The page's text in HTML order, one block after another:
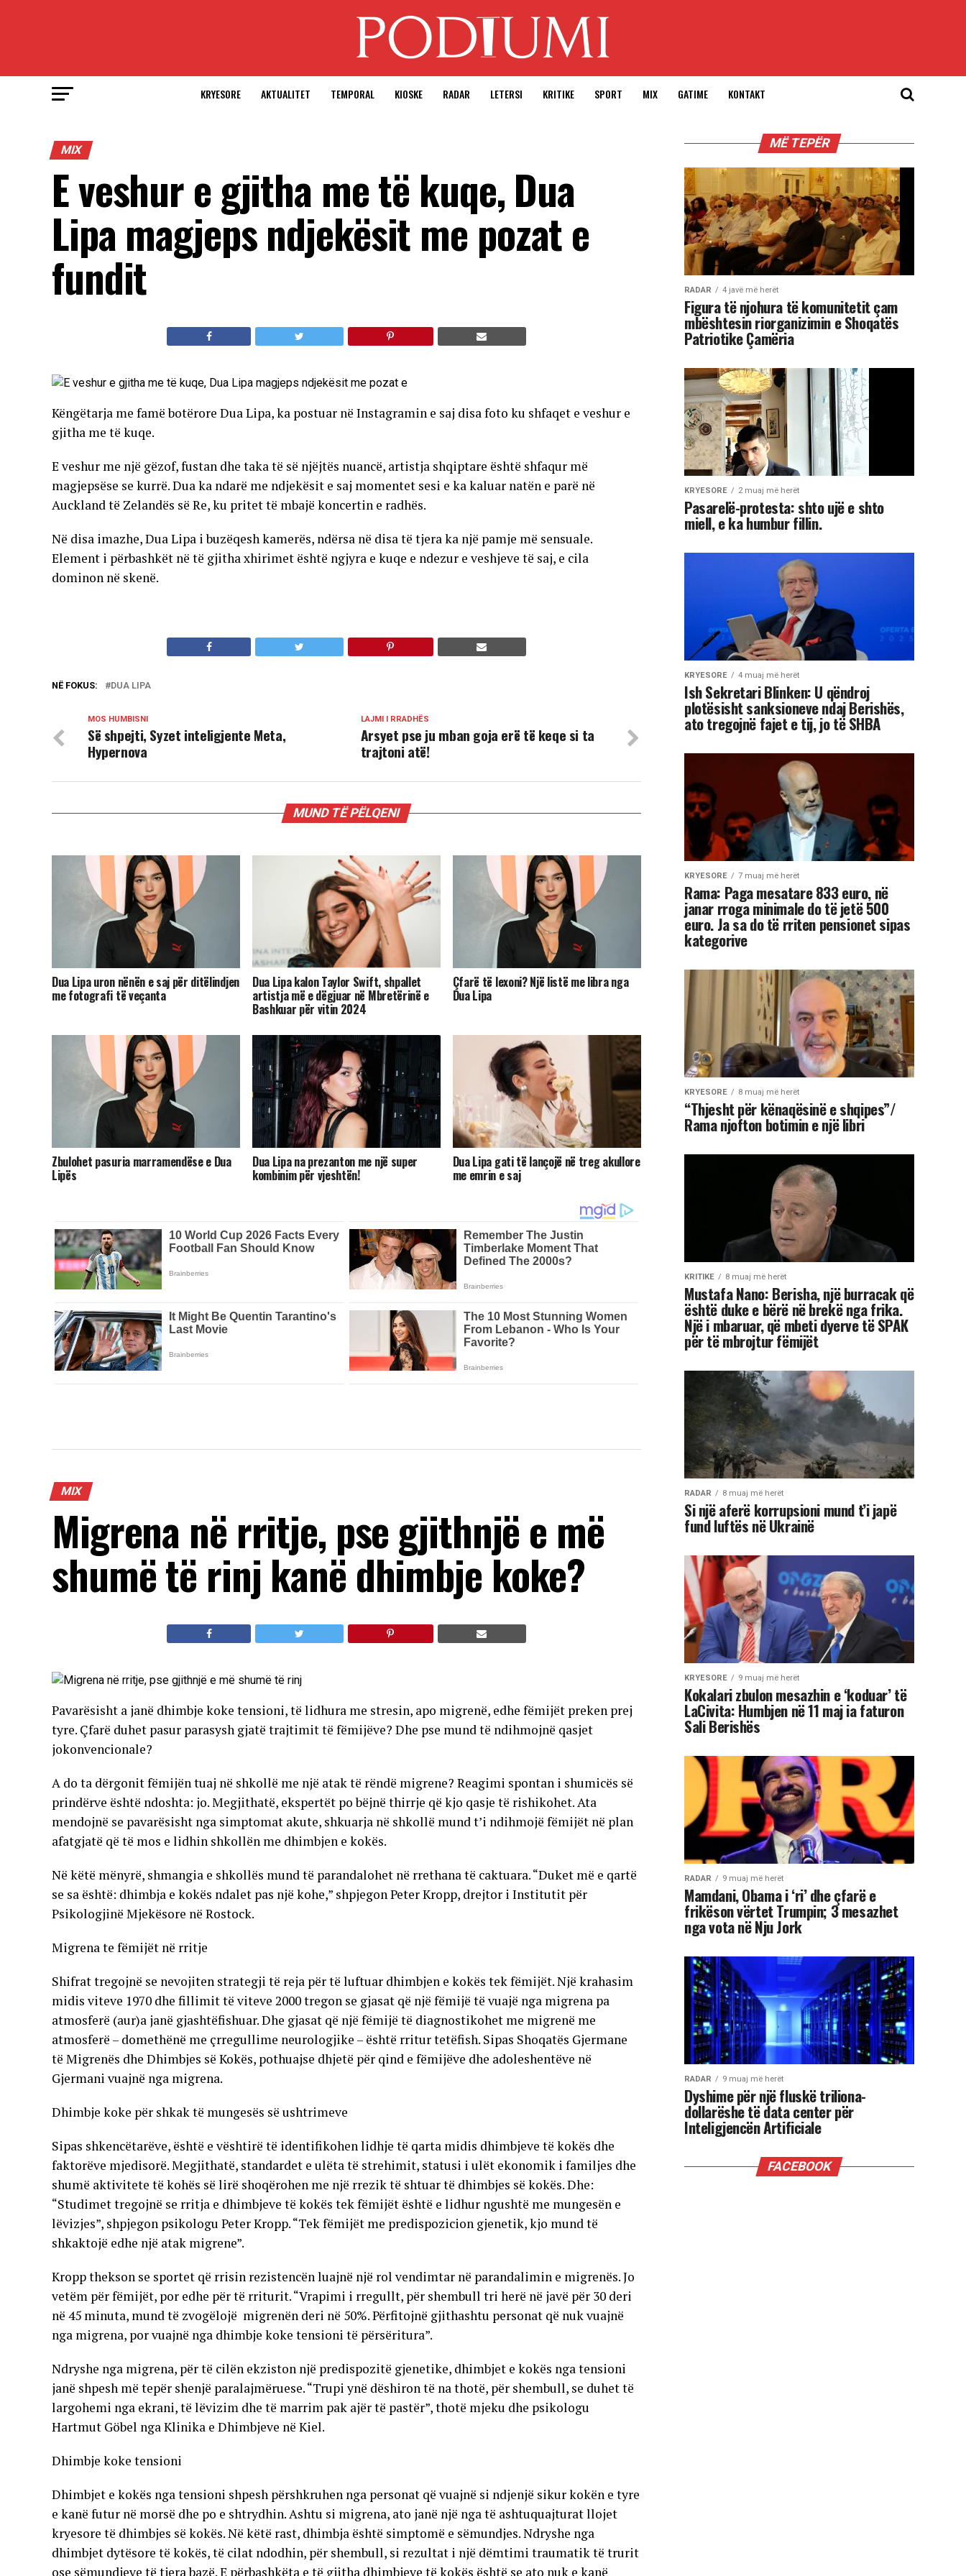
KRYESORE AKTUALITET TEMPORAL KIOSKE RADAR LETERSI KRITIKE SPORT MIX GATIME KONTAKT
MIX
E veshur e gjitha me të kuqe, Dua
Lipa magjeps ndjekësit me pozat e
fundit
Këngëtarja me famë botërore Dua Lipa, ka postuar në Instagramin e saj disa foto ku shfaqet e veshur e
gjitha me të kuqe.
E veshur me një gëzof, fustan dhe taka të së njëjtës nuancë, artistja shqiptare është shfaqur më
magjepsëse se kurrë. Dua ka ndarë me ndjekësit e saj momentet sesi e ka kaluar natën e parë në
Auckland të Zelandës së Re, ku pritet të mbajë koncertin e radhës.
Në disa imazhe, Dua Lipa i buzëqesh kamerës, ndërsa në disa të tjera ka një pamje më sensuale.
Element i përbashkët në të gjitha xhirimet është ngjyra e kuqe e ndezur e veshjeve të saj, e cila
dominon në skenë.
NË FOKUS: DUA LIPA
LAJMI I RRADHËS
Arsyet pse ju mban goja erë të keqe si ta
trajtoni atë!
MOS HUMBISNI
Së shpejti, Syzet inteligjente Meta,
Hypernova
MUND TË PËLQENI
Dua Lipa uron nënën e saj për ditëlindjen
me fotografi të veçanta
Dua Lipa kalon Taylor Swift, shpallet
artistja më e dëgjuar në Mbretërinë e
Bashkuar për vitin 2024
Çfarë të lexoni? Një listë me libra nga
Dua Lipa
Zbulohet pasuria marramendëse e Dua
Lipës
Dua Lipa na prezanton me një super
kombinim për vjeshtën!
Dua Lipa gati të lançojë në treg akullore
me emrin e saj
MIX
Migrena në rritje, pse gjithnjë e më
shumë të rinj kanë dhimbje koke?
Pavarësisht a janë dhimbje koke tensioni, të lidhura me stresin, apo migrenë, edhe fëmijët preken prej
tyre. Çfarë duhet pasur parasysh gjatë trajtimit të fëmijëve? Dhe pse mund të ndihmojnë qasjet
jokonvencionale?
A do ta dërgonit fëmijën tuaj në shkollë me një atak të rëndë migrene? Reagimi spontan i shumicës së
prindërve është ndoshta: jo. Megjithatë, ekspertët po bëjnë thirrje që kjo qasje të rishikohet. Ata
mendojnë se pavarësisht nga simptomat akute, shkuarja në shkollë mund t’i ndihmojë fëmijët në plan
afatgjatë që të mos e lidhin shkollën me dhimbjen e kokës.
Në këtë mënyrë, shmangia e shkollës mund të parandalohet në rrethana të caktuara. “Duket më e qartë
se sa është: dhimbja e kokës ndalet pas një kohe,” shpjegon Peter Kropp, drejtor i Institutit për
Psikologjinë Mjekësore në Rostock.
Migrena te fëmijët në rritje
Shifrat tregojnë se nevojiten strategji të reja për të luftuar dhimbjen e kokës tek fëmijët. Një krahasim
midis viteve 1970 dhe fillimit të viteve 2000 tregon se gjasat që një fëmijë të vuajë nga migrena pa
atmosferë (aur)a janë gjashtëfishuar. Dhe gjasat që një fëmijë të diagnostikohet me migrenë me
atmosferë – domethënë me çrregullime neurologjike – është rritur tetëfish. Sipas Shoqatës Gjermane
të Migrenës dhe Dhimbjes së Kokës, pothuajse dhjetë për qind e fëmijëve dhe adoleshentëve në
Gjermani vuajnë nga migrena.
Dhimbje koke për shkak të mungesës së ushtrimeve
Sipas shkencëtarëve, është e vështirë të identifikohen lidhje të qarta midis dhimbjeve të kokës dhe
faktorëve mjedisorë. Megjithatë, standardet e ulëta të strehimit, statusi i ulët ekonomik i familjes dhe
shumë aktivitete të kohës së lirë shoqërohen me një rrezik të shtuar të dhimbjes së kokës. Dhe:
“Studimet tregojnë se rritja e dhimbjeve të kokës tek fëmijët është e lidhur ngushtë me mungesën e
lëvizjes”, shpjegon psikologu Peter Kropp. “Tek fëmijët me predispozicion gjenetik, kjo mund të
shkaktojë edhe një atak migrene”.
Kropp thekson se sportet që rrisin rezistencën luajnë një rol vendimtar në parandalimin e migrenës. Jo
vetëm për fëmijët, por edhe për të rriturit. “Vrapimi i rregullt, për shembull tri herë në javë për 30 deri
në 45 minuta, mund të zvogëlojë migrenën deri në 50%. Përfitojnë gjithashtu personat që nuk vuajnë
nga migrena, por vuajnë nga dhimbje koke tensioni të përsëritura”.
Ndryshe nga migrena, për të cilën ekziston një predispozitë gjenetike, dhimbjet e kokës nga tensioni
janë shpesh më tepër shenjë paralajmëruese. “Trupi ynë dëshiron të na thotë, për shembull, se duhet të
largohemi nga ekrani, të lëvizim dhe të marrim pak ajër të pastër”, thotë mjeku dhe psikologu
Hartmut Göbel nga Klinika e Dhimbjeve në Kiel.
Dhimbje koke tensioni
Dhimbjet e kokës nga tensioni shpesh përshkruhen nga personat që vuajnë si ndjenjë sikur kokën e tyre
e kanë futur në morsë dhe po e shtrydhin. Ashtu si migrena, ato janë një nga të ashtuquajturat llojet
kryesore të dhimbjes së kokës. Në këtë rast, dhimbja është simptomë e sëmundjes. Ndryshe nga
dhimbjet dytësore të kokës, të cilat ndodhin, për shembull, si rezultat i një dëmtimi traumatik të trurit
ose sëmundjeve të tjera bazë. E përbashkëta e të gjitha dhimbjeve të kokës është se ato nuk e kanë
MË TEPËR
RADAR 4 javë më herët
Figura të njohura të komunitetit çam
mbështesin riorganizimin e Shoqatës
Patriotike Çamëria
KRYESORE 2 muaj më herët
Pasarelë-protesta: shto ujë e shto
miell, e ka humbur fillin.
KRYESORE 4 muaj më herët
Ish Sekretari Blinken: U qëndroj
plotësisht sanksioneve ndaj Berishës,
ato tregojnë fajet e tij, jo të SHBA
KRYESORE 7 muaj më herët
Rama: Paga mesatare 833 euro, në
janar rroga minimale do të jetë 500
euro. Ja sa do të rriten pensionet sipas
kategorive
KRYESORE 8 muaj më herët
“Thjesht për kënaqësinë e shqipes”/
Rama njofton botimin e një libri
KRITIKE 8 muaj më herët
Mustafa Nano: Berisha, një burracak që
është duke e bërë në brekë nga frika.
Një i mbaruar, që mbeti dyerve të SPAK
për të mbrojtur fëmijët
RADAR 8 muaj më herët
Si një aferë korrupsioni mund t’i japë
fund luftës në Ukrainë
KRYESORE 9 muaj më herët
Kokalari zbulon mesazhin e ‘koduar’ të
LaCivita: Humbjen në 11 maj ia faturon
Sali Berishës
RADAR 9 muaj më herët
Mamdani, Obama i ‘ri’ dhe çfarë e
frikëson vërtet Trumpin; 3 mesazhet
nga vota në Nju Jork
RADAR 9 muaj më herët
Dyshime për një fluskë triliona-
dollarëshe të data center për
Inteligjencën Artificiale
FACEBOOK